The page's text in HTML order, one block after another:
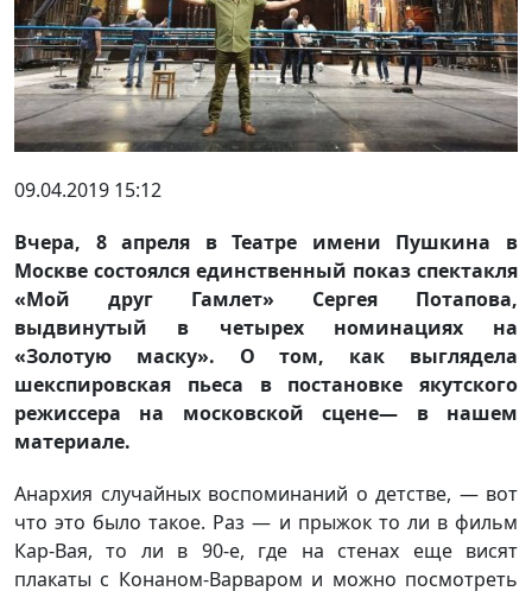
09.04.2019 15:12
Вчера, 8 апреля в Театре имени Пушкина в
Москве состоялся единственный показ спектакля
«Мой друг Гамлет» Сергея Потапова,
выдвинутый в четырех номинациях на
«Золотую маску». О том, как выглядела
шекспировская пьеса в постановке якутского
режиссера на московской сцене— в нашем
материале.
Анархия случайных воспоминаний о детстве, — вот
что это было такое. Раз — и прыжок то ли в фильм
Кар-Вая, то ли в 90-е, где на стенах еще висят
плакаты с Конаном-Варваром и можно посмотреть